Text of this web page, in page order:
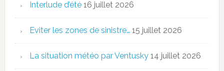
Interlude d’été 16 juillet 2026
Eviter les zones de sinistre… 15 juillet 2026
La situation météo par Ventusky 14 juillet 2026